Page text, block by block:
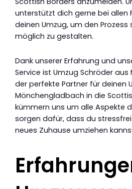
unterstützt dich gerne bei allen
deinen Umzug, um den Prozess
möglich zu gestalten.
Dank unserer Erfahrung und
Service ist Umzug Schröder
der perfekte Partner für deinen
Mönchengladbach in die
kümmern uns um alle Aspekte
sorgen dafür, dass du
neues Zuhause umziehen